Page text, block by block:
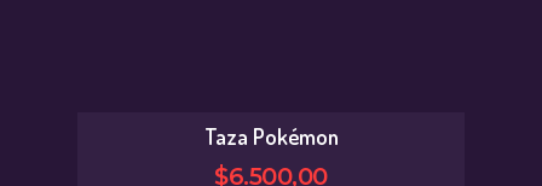
Taza Pokémon
$6.500,00